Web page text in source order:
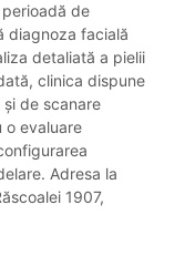
de
diagnoza facială
detaliată a pielii
clinica dispune
de scanare
o evaluare
Adresa la
1907,